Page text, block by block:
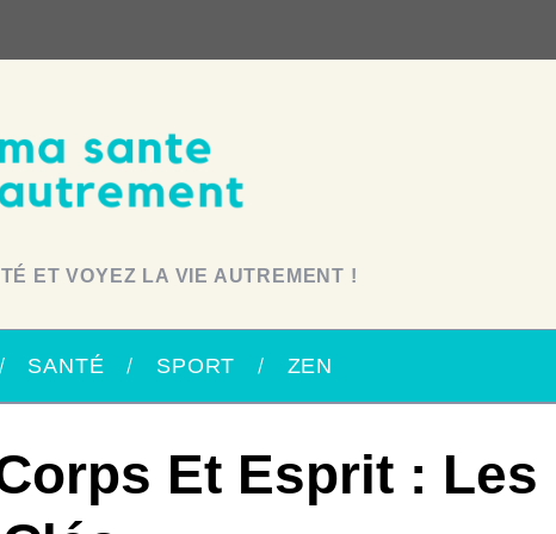
ET VOYEZ LA VIE AUTREMENT !
SANTÉ SPORT ZEN
Et Esprit : Les